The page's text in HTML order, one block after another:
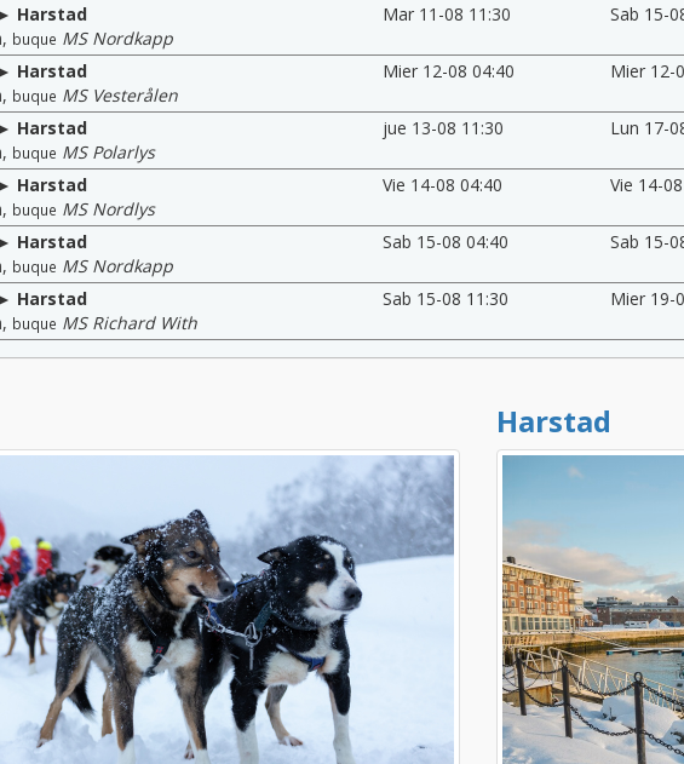
Harstad
, buque MS Nordkapp
Mar 11-08 11:30 Sab 15-
Harstad
, buque MS Vesterålen
Mier 12-08 04:40 Mier 12-
Harstad
, buque MS Polarlys
jue 13-08 11:30 Lun 17-
Harstad
, buque MS Nordlys
Vie 14-08 04:40 Vie 14-
Harstad
, buque MS Nordkapp
Sab 15-08 04:40 Sab 15-
Harstad
, buque MS Richard With
Sab 15-08 11:30 Mier 19-
Harstad